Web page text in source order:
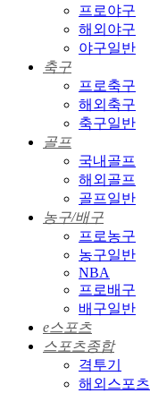
프로야구
해외야구
야구일반
축구
프로축구
해외축구
축구일반
골프
국내골프
해외골프
골프일반
농구/배구
프로농구
농구일반
NBA
프로배구
배구일반
e스포츠
스포츠종합
격투기
해외스포츠